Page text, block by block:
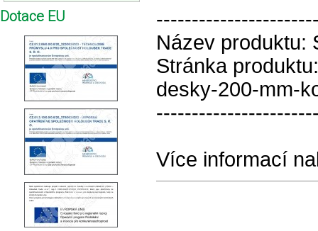
Název produktu:
Stránka
desky-200-mm-
Více informací
Dotace EU